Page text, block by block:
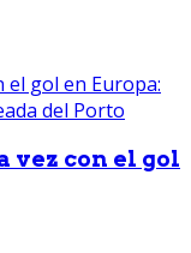
vez con el gol